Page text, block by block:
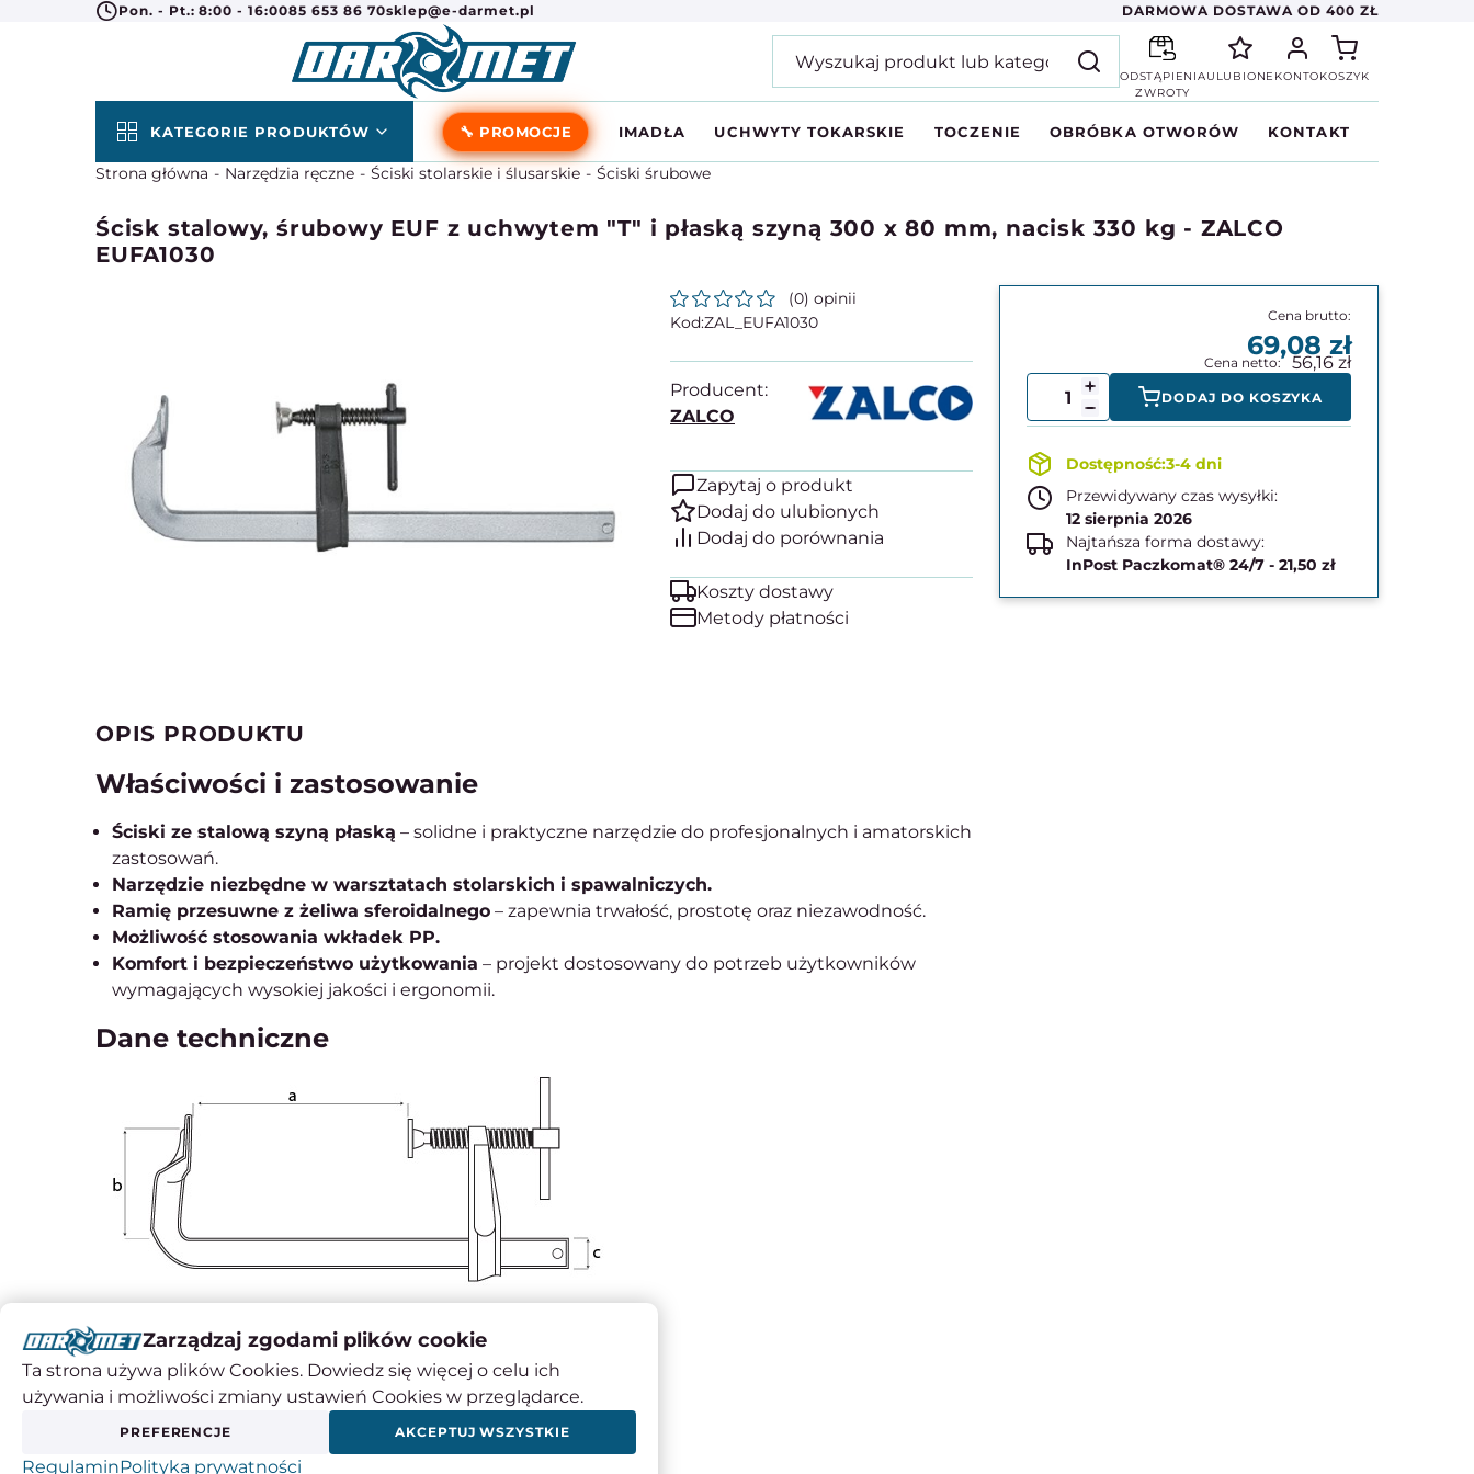
Pon. - Pt.: 8:00 - 16:0085 653 86 70sklep@e-darmet.pl DARMOWA DOSTAWA OD 400 ZŁ
ODSTĄPIENIA
ZWROTY
ULUBIONE KONTOKOSZYK
KATEGORIE PRODUKTÓW 🔧 PROMOCJE IMADŁA UCHWYTY TOKARSKIE TOCZENIE OBRÓBKA OTWORÓW KONTAKT
Strona główna Narzędzia ręczne Ściski stolarskie i ślusarskie Ściski śrubowe
Ścisk stalowy, śrubowy EUF z uchwytem "T" i płaską szyną 300 x 80 mm, nacisk 330 kg - ZALCO
EUFA1030
(0) opinii
ZAL_EUFA1030
Producent:
ZALCO
Zapytaj o produkt
Koszty dostawy
Metody płatności
69,08
56,16
DODAJ DO KOSZYKA
3-4 dni
Przewidywany czas wysyłki:
12 sierpnia 2026
Najtańsza forma dostawy:
InPost Paczkomat® 24/7 - 21,50 zł
OPIS PRODUKTU
Właściwości i zastosowanie
Ściski ze stalową szyną płaską – solidne i praktyczne narzędzie do profesjonalnych i amatorskich
zastosowań.
Narzędzie niezbędne w warsztatach stolarskich i spawalniczych.
Ramię przesuwne z żeliwa sferoidalnego – zapewnia trwałość, prostotę oraz niezawodność.
Możliwość stosowania wkładek PP.
Komfort i bezpieczeństwo użytkowania – projekt dostosowany do potrzeb użytkowników
wymagających wysokiej jakości i ergonomii.
Dane techniczne
Parametr Wartość
a - Rozstaw [mm]
300
b - Głębokość [mm]
80
c - Szyna [mm]
25 x 6
Zarządzaj zgodami plików cookie
Ta strona używa plików Cookies. Dowiedz się więcej o celu ich
używania i możliwości zmiany ustawień Cookies w przeglądarce.
PREFERENCJE AKCEPTUJ WSZYSTKIE
RegulaminPolityka prywatności